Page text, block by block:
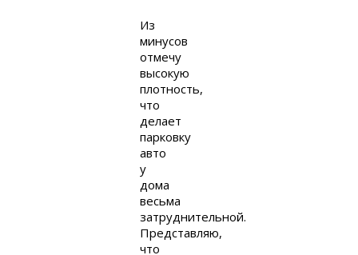
Из
минусов
отмечу
высокую
плотность,
что
делает
парковку
авто
у
дома
весьма
затруднительной.
Представляю,
что